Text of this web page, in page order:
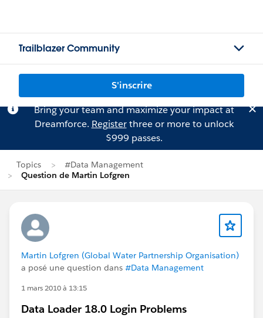
Trailblazer Community
S'inscrire
Bring your team and maximize your impact at
Dreamforce. Registerthree or more to unlock
$999 passes.
Topics
#Data Management
Question de Martin Lofgren
Martin Lofgren (Global Water Partnership Organisation)
a posé une question dans #Data Management
1 mars 2010 à 13:15
Data Loader 18.0 Login Problems